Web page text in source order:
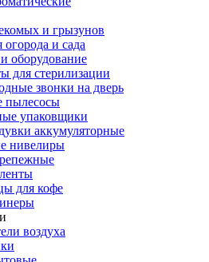
и грызунов
и сада
оборудование
для стерилизации
звонки на дверь
пылесосы
упаковщики
аккумуляторные
нивелиры
для кофе
воздуха